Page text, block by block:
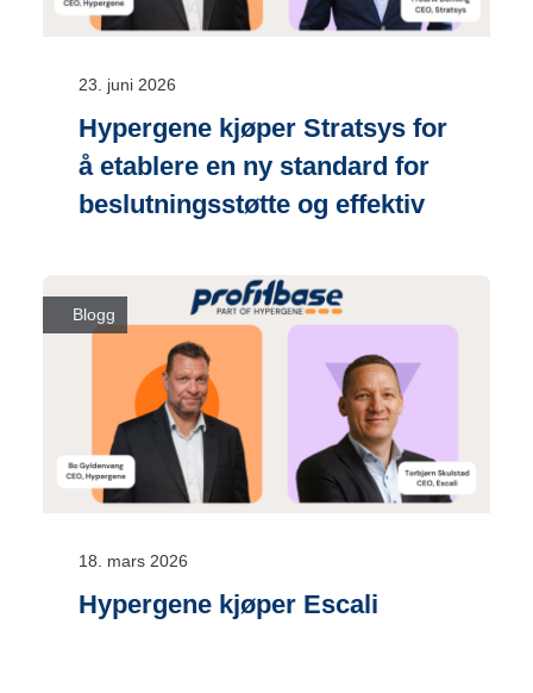
23. juni 2026
Hypergene kjøper Stratsys for
å etablere en ny standard for
beslutningsstøtte og effektiv
Blogg
18. mars 2026
Hypergene kjøper Escali